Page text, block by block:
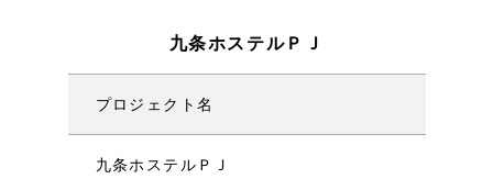
九条ホステルＰＪ
プロジェクト名
九条ホステルＰＪ